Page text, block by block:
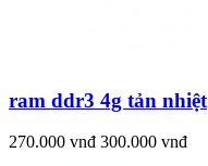
ram ddr3 4g tản nhiệt
270.000 vnđ 300.000 vnđ